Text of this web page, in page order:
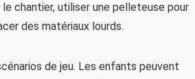
chantier, utiliser une pelleteuse pour
des matériaux lourds.
de jeu. Les enfants peuvent